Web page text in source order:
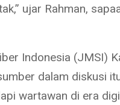
ujar Rahman,
Indonesia (JMSI)
dalam diskusi
wartawan di era